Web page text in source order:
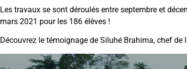
Les travaux se sont déroulés entre septembre et
mars 2021 pour les 186 élèves !
Découvrez le témoignage de Siluhé Brahima, chef